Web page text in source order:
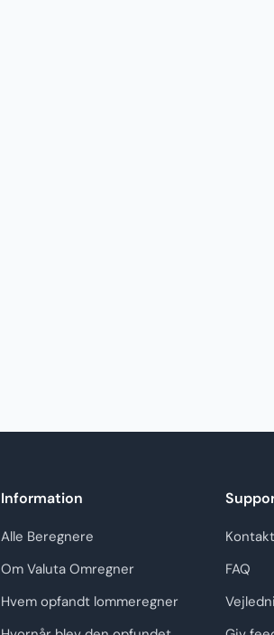
Information
Alle Beregnere
Om Valuta Omregner
Hvem opfandt lommeregner
FAQ